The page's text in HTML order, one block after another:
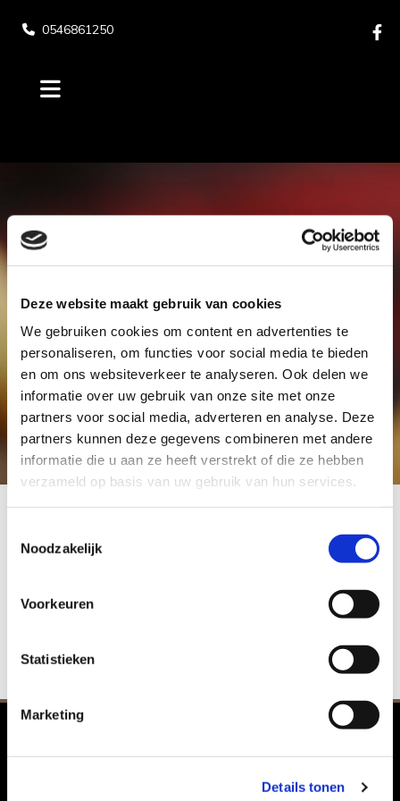
Deze website maakt gebruik van cookies
We gebruiken cookies om content en advertenties te
personaliseren, om functies voor social media te bieden
en om ons websiteverkeer te analyseren. Ook delen we
informatie over uw gebruik van onze site met onze
partners voor social media, adverteren en analyse. Deze
partners kunnen deze gegevens combineren met andere
informatie die u aan ze heeft verstrekt of die ze hebben
verzameld op basis van uw gebruik van hun services.
Noodzakelijk
Voorkeuren
Statistieken
Marketing
Details tonen
 0546861250